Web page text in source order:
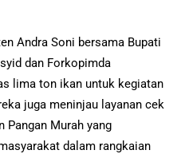
Andra Soni bersama Bupati
dan Forkopimda
lima ton ikan untuk kegiatan
juga meninjau layanan cek
Pangan Murah yang
dalam rangkaian